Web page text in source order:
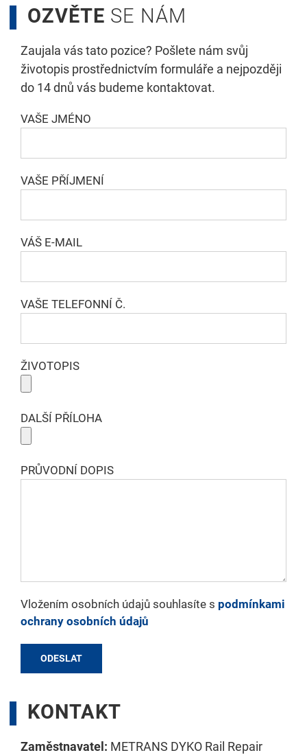
OZVĚTE SE NÁM
Zaujala vás tato pozice? Pošlete nám svůj
životopis prostřednictvím formuláře a nejpozději
do 14 dnů vás budeme kontaktovat.
VAŠE JMÉNO
VAŠE PŘÍJMENÍ
VÁŠ E-MAIL
VAŠE TELEFONNÍ Č.
ŽIVOTOPIS
DALŠÍ PŘÍLOHA
PRŮVODNÍ DOPIS
Vložením osobních údajů souhlasíte s podmínkami
ochrany osobních údajů
KONTAKT
Zaměstnavatel: METRANS DYKO Rail Repair